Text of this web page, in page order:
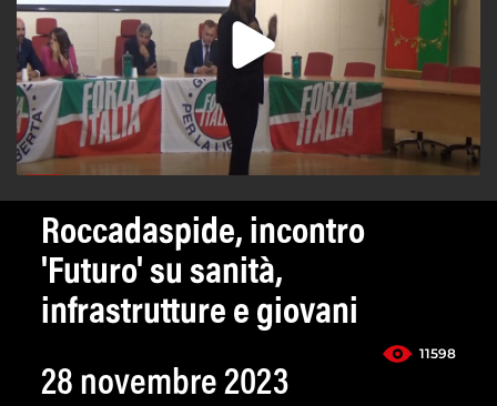
Roccadaspide, incontro
'Futuro' su sanità,
infrastrutture e giovani
11598
28 novembre 2023